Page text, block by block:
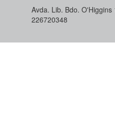
Avda. Lib. Bdo.
226720348